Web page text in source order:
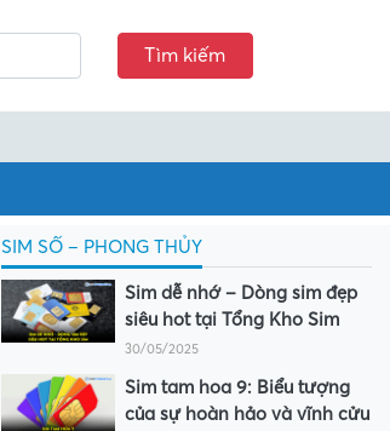
Tìm kiếm
SIM SỐ – PHONG THỦY
Sim dễ nhớ – Dòng sim đẹp
siêu hot tại Tổng Kho Sim
30/05/2025
Sim tam hoa 9: Biểu tượng
của sự hoàn hảo và vĩnh cửu